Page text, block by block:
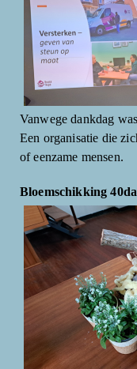
Vanwege dankdag
Een organisatie die
of eenzame mensen.
Bloemschikking